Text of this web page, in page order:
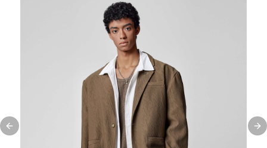
Previous slide